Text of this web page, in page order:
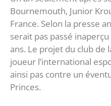
Bournemouth, Junior
France. Selon la presse
serait pas passé
ans. Le projet du club de
joueur l’international
ainsi pas contre un
Princes.